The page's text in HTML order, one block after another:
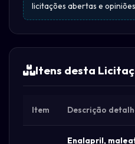
licitações abertas e
Itens desta
Item Descrição
Enalapril,